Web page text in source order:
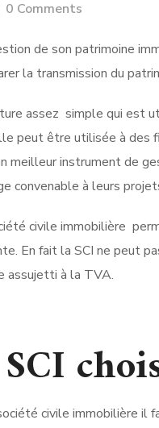
0 Comments
de son patrimoine
la transmission du
assez simple qui est
peut être utilisée à des
meilleur instrument de
convenable à leurs
civile immobilière
En fait la SCI ne peut
assujetti à la TVA.
civile immobilière il